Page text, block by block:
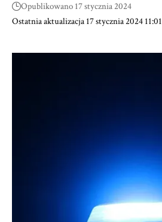
Ostatnia aktualizacja 17 stycznia 2024 11:01
Opublikowano 17 stycznia 2024